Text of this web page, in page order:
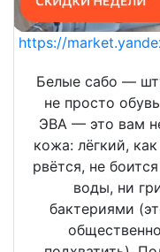
https://
Белые сабо —
не просто
ЭВА — это вам
кожа: лёгкий,
рвётся, не
воды, ни
бактериями